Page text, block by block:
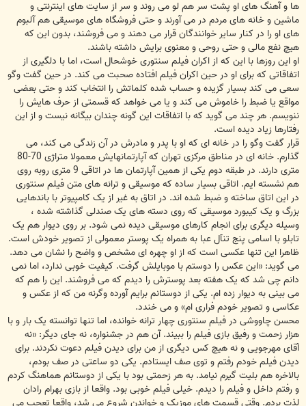
ها و آهنگ های او پشت سر هم لو می روند و سر از سایت های اینترنتی و
ماشین و خانه های مردم در می آورند و حتی فروشگاه های موسیقی هم آلبوم
های او را در کنار سایر خوانندگان قرار می دهند و می فروشند، بدون این که
هیچ نفع مالی و حتی روحی و معنوی برایش داشته باشند.
او این روزها با این که از اکران فیلم سنتوری خوشحال است، اما با دلگیری از
اتفاقاتی که برای او در حین اکران فیلم افتاده صحبت می کند. در حین گفت وگو
سعی می کند بسیار گزیده و حساب شده کلماتش را انتخاب کند و حتی بعضی
مواقع یا ضبط را خاموش می کند و یا می خواهد که قسمتی از حرف هایش را
ننویسم. هر چند می گوید که با اتفاقات این گونه چندان بیگانه نیست و از این
رفتارها زیاد دیده است.
قرار گفت وگو را در خانه ای که او با پدر و مادرش در آن زندگی می کند، می
گذارم. خانه ای در مناطق مرکزی تهران که آپارتمانهایش معمولا متراژی 70-80
متری دارند. در طبقه دوم یکی از همین آپارتمان ها در اتاقی 9 متری روبه روی
هم نشسته ایم. اتاقی بسیار ساده که موسیقی و ترانه های متن فیلم سنتوری
در این اتاق ساخته و ضبط شده اند. در اتاق به غیر از یک کامپیوتر با باندهایی
بزرگ و یک کیبورد موسیقی که روی دسته های یک صندلی گذاشته شده ،
وسیله دیگری برای انجام کارهای موسیقی دیده نمی شود. بر روی دیوار هم یک
تابلو با اسامی پنج تنآل عبا به همراه یک پوستر معمولی از تصویر خودش است.
ظاهرا این تنها عکسی است که از او چهره ای مشخص و واضح را نشان می دهد.
می گوید: «این عکس را دوستم با موبایلش گرفت. کیفیت خوبی ندارد، اما نمی
دانم چی شد که یک هفته بعد پوسترش را دیدم که می فروشند. این را هم که
می بینی به دیوار زده ام. یکی از دوستانم برایم آورده وگرنه من که از عکس و
عکاسی و تصویر خودم فراری ام» و می خندد.
محسن چاووشی در فیلم سنتوری چهار ترانه خوانده، اما تنها توانسته یک بار و با
هزار زحمت و رفیق بازی فیلم را ببیند. آن هم در جشنواره، نه جای دیگر: «نه
آقای مهرجویی و نه هیچ کس دیگری از من برای دیدن فیلم دعوت نکردند. برای
دیدن فیلم خودم رفتم و توی صف ایستادم. یکی دو ساعتی در صف بودم،
بالاخره هم بلیت گیرم نیامد. به هر زحمتی بود با یکی از دوستانم هماهنگ کردم
و رفتم داخل و فیلم را دیدم. خیلی فیلم خوبی بود. واقعا از بازی بهرام رادان